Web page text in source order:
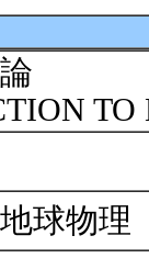
球物理